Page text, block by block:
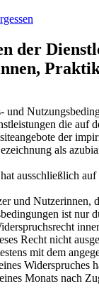
der
und
die auf
der
als
ausschließlich
und Nutzerinnen,
ist nur
Recht nicht
mit dem
Widerspruches
Monats nach